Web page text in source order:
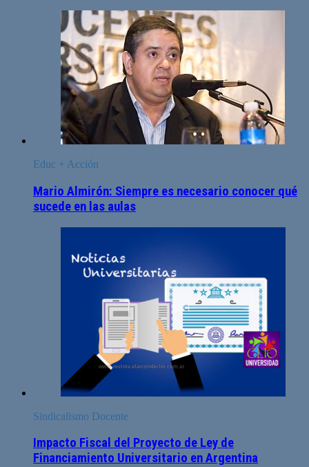
Educ + Acción
Mario Almirón: Siempre es necesario conocer qué
sucede en las aulas
Sindicalismo Docente
Impacto Fiscal del Proyecto de Ley de
Financiamiento Universitario en Argentina